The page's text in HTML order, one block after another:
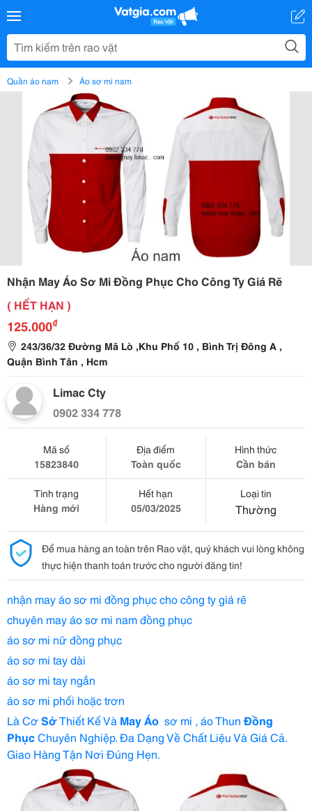
Quần áo nam Áo sơ mi nam
Nhận May Áo Sơ Mi Đồng Phục Cho Công Ty Giá Rẽ
( HẾT HẠN )
125.000₫
243/36/32 Đường Mã Lò ,Khu Phố 10 , Bình Trị Đông A ,
Quận Bình Tân , Hcm
Limac Cty
0902 334 778
Mã số
15823840
Địa điểm
Toàn quốc
Hình thức
Cần bán
Tình trạng
Hàng mới
Hết hạn
05/03/2025
Loại tin
Thường
Để mua hàng an toàn trên Rao vặt, quý khách vui lòng không
thực hiện thanh toán trước cho người đăng tin!
nhận may áo sơ mi đồng phục cho công ty giá rẽ
chuyên may áo sơ mi nam đồng phục
áo sơ mi nữ đồng phục
áo sơ mi tay dài
áo sơ mi tay ngắn
áo sơ mi phối hoặc trơn
Là CơSởThiết Kế Và May Áo sơ mi , áo Thun Đồng
PhụcChuyên Nghiệp. Đa Dạng Về Chất Liệu Và Giá Cả.
Giao Hàng Tận Nơi Đúng Hẹn.